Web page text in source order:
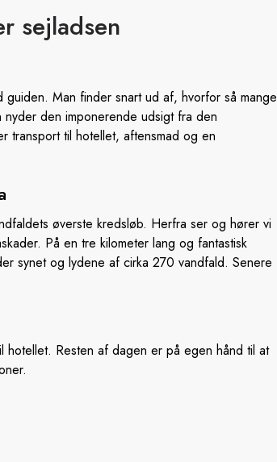
sejladsen
Man finder snart ud af, hvorfor så mange
den imponerende udsigt fra den
transport til hotellet, aftensmad og en
øverste kredsløb. Herfra ser og hører vi
På en tre kilometer lang og fantastisk
synet og lydene af cirka 270 vandfald. Senere
hotellet. Resten af dagen er på egen hånd til at